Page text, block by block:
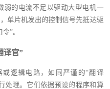
弱的电流不足以驱动大型电机一
单片机发出的控制信号先抵达驱
”。
译官”
逻辑电路，如同严谨的“翻译
处理。它们依据预设的程序和算